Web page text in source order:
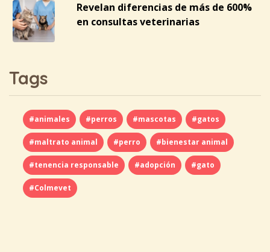
Revelan diferencias de más de 600%
en consultas veterinarias
Tags
#animales #perros #mascotas #gatos
#maltrato animal #perro #bienestar animal
#tenencia responsable #adopción #gato
#Colmevet